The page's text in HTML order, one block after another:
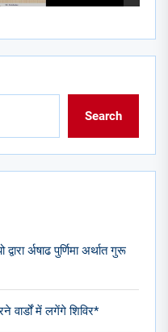
Search
र्अषाढ पुर्णिमा अर्थात गुरू
में लगेंगे शिविर*